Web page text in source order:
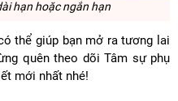
hạn hoặc ngắn hạn
thể giúp bạn mở ra tương lai
quên theo dõi Tâm sự phụ
mới nhất nhé!